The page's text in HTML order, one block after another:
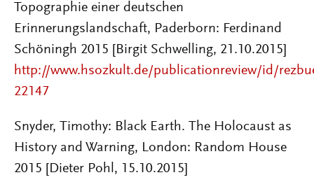
Topographie einer deutschen
Erinnerungslandschaft, Paderborn: Ferdinand
Schöningh 2015 [Birgit Schwelling, 21.10.2015]
http://www.hsozkult.de/publicationreview/id/
22147
Snyder, Timothy: Black Earth. The Holocaust as
History and Warning, London: Random House
2015 [Dieter Pohl, 15.10.2015]